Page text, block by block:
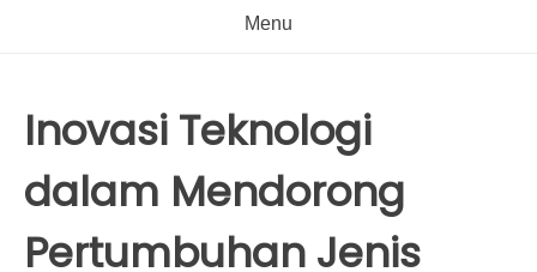
Menu
Inovasi Teknologi
dalam Mendorong
Pertumbuhan Jenis